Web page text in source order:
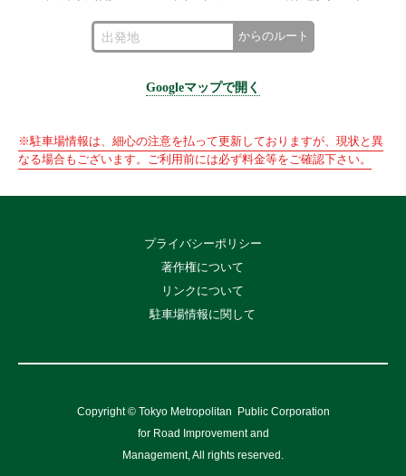
からのルート
Googleマップで開く
※駐車場情報は、細心の注意を払って更新しておりますが、現状と異
なる場合もございます。ご利用前には必ず料金等をご確認下さい。
プライバシーポリシー
著作権について
リンクについて
駐車場情報に関して
Copyright © Tokyo Metropolitan
Public Corporation
for Road Improvement and
Management, All rights reserved.